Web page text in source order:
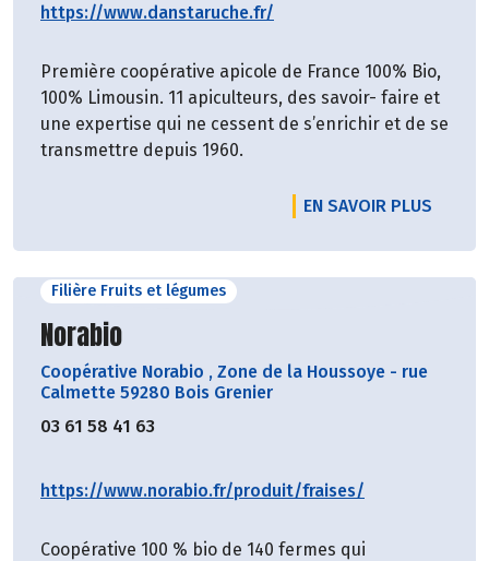
https://www.danstaruche.fr/
Première coopérative apicole de France 100% Bio,
100% Limousin. 11 apiculteurs, des savoir- faire et
une expertise qui ne cessent de s’enrichir et de se
transmettre depuis 1960.
EN SAVOIR PLUS
Filière Fruits et légumes
Découvrir le producteur
Norabio
Coopérative Norabio , Zone de la Houssoye - rue
Calmette 59280 Bois Grenier
03 61 58 41 63
https://www.norabio.fr/produit/fraises/
Coopérative 100 % bio de 140 fermes qui